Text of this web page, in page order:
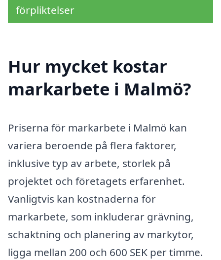
förpliktelser
Hur mycket kostar
markarbete i Malmö?
Priserna för markarbete i Malmö kan
variera beroende på flera faktorer,
inklusive typ av arbete, storlek på
projektet och företagets erfarenhet.
Vanligtvis kan kostnaderna för
markarbete, som inkluderar grävning,
schaktning och planering av markytor,
ligga mellan 200 och 600 SEK per timme.